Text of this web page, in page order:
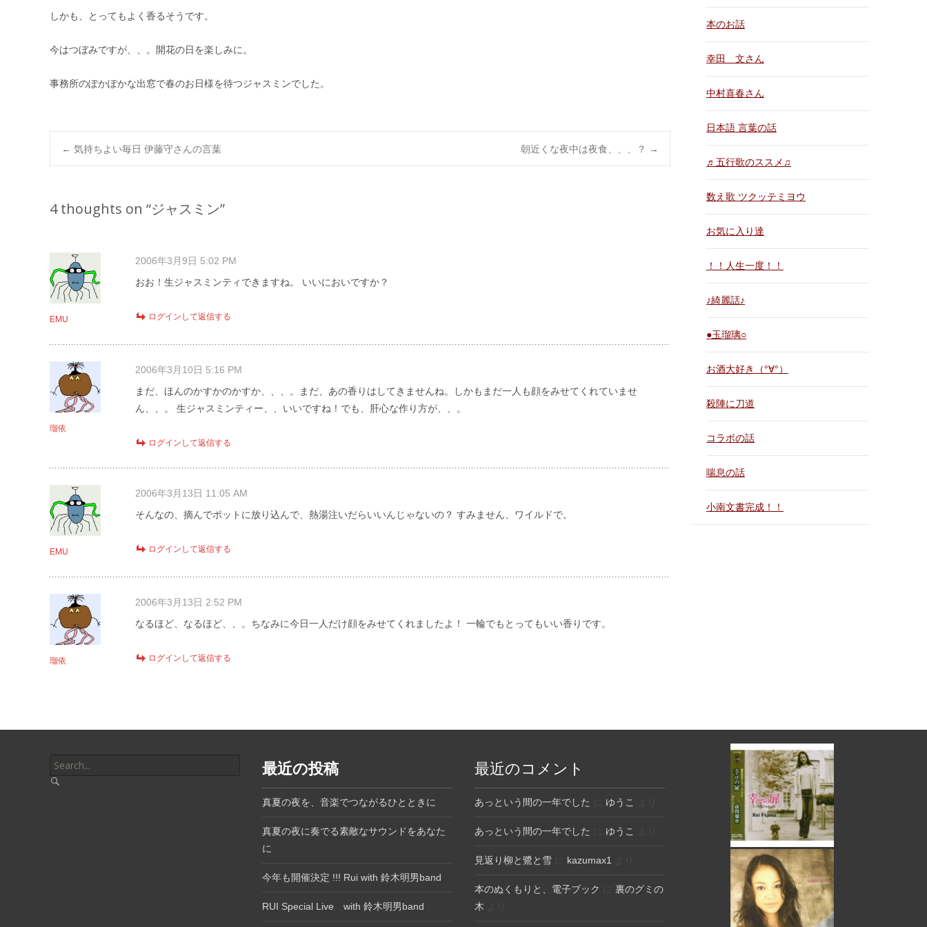
しかも、とってもよく香るそうです。
今はつぼみですが、、。開花の日を楽しみに。
事務所のぽかぽかな出窓で春のお日様を待つジャスミンでした。
Post
navigation
← 気持ちよい毎日 伊藤守さんの言葉 朝近くな夜中は夜食、、、？ →
4 thoughts on “ジャスミン”
EMU
2006年3月9日 5:02 PM
おお！生ジャスミンティできますね。 いいにおいですか？
ログインして返信する
瑠依
2006年3月10日 5:16 PM
まだ、ほんのかすかのかすか、、、。まだ、あの香りはしてきませんね。しかもまだ一人も顔をみせてくれていませ
ん、、。 生ジャスミンティー、、いいですね！でも、肝心な作り方が、、。
ログインして返信する
EMU
2006年3月13日 11:05 AM
そんなの、摘んでポットに放り込んで、熱湯注いだらいいんじゃないの？ すみません、ワイルドで。
ログインして返信する
瑠依
2006年3月13日 2:52 PM
なるほど、なるほど、、。ちなみに今日一人だけ顔をみせてくれましたよ！ 一輪でもとってもいい香りです。
ログインして返信する
本のお話
幸田 文さん
中村喜春さん
日本語 言葉の話
♬五行歌のススメ♫
数え歌 ツクッテミヨウ
お気に入り達
！！人生一度！！
♪綺麗話♪
●玉瑠璃○
お酒大好き（°∀°）
殺陣に刀道
コラボの話
喘息の話
小南文書完成！！
for:
最近の投稿
真夏の夜を、音楽でつながるひとときに
真夏の夜に奏でる素敵なサウンドをあなた
に
今年も開催決定 !!! Rui with 鈴木明男band
RUI Special Live with 鈴木明男band
最近のコメント
あっという間の一年でした ゆうこ
あっという間の一年でした ゆうこ
見返り柳と鷺と雪 kazumax1
本のぬくもりと、電子ブック
裏のグミの
木